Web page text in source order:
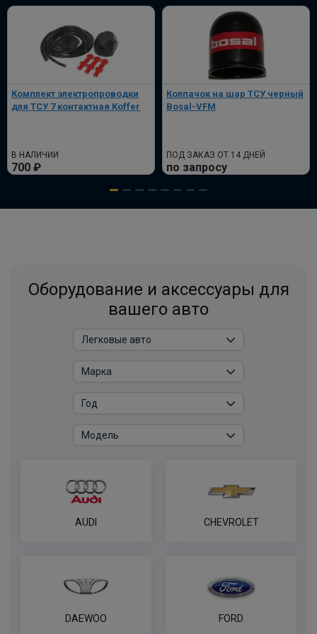
System для Renault Duster -13pin
В корзину
по запросу
В корзину
Розетка к ТСУ EDV 7P с электрожгутом
ПОД ЗАКАЗ ОТ 14 ДНЕЙ
Универсальный комплект электрики
грузовики и платформы
Комплект электропроводки
для ТСУ 7 контактная Koffer
В НАЛИЧИИ
700 ₽
Колпачок на шар ТСУ черный
Bosal-VFM
ПОД ЗАКАЗ ОТ 14 ДНЕЙ
по запросу
Оборудование и аксессуары для
вашего авто
AUDI CHEVROLET
DAEWOO FORD